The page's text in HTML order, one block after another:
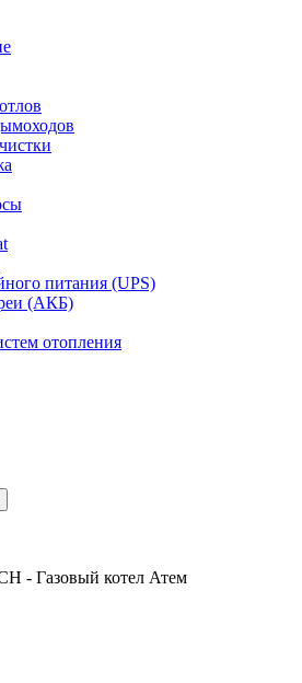
питания (UPS)
(АКБ)
отопления
- Газовый котел Атем